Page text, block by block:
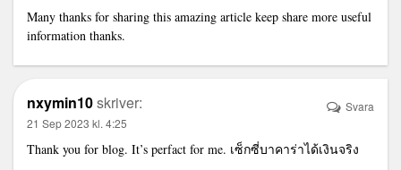
Many thanks for sharing this amazing article keep share more useful
information thanks.
nxymin10skriver:
21 Sep 2023 kl. 4:25
Thank you for blog. It’s perfact for me. เซ็กซี่บาคาร่าได้เงินจริง
Svara